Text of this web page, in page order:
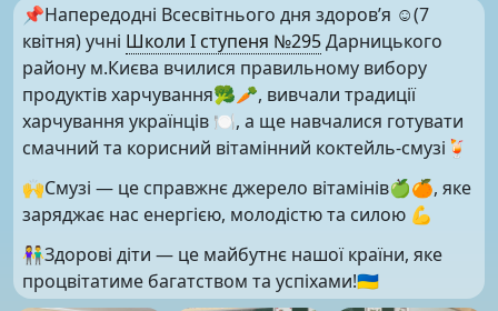
📌Напередодні Всесвітнього дня здоров’я ☺️(7
квітня) учні Школи І ступеня №295Дарницького
району м.Києва вчилися правильному вибору
продуктів харчування🥦🥕, вивчали традиції
харчування українців 🍽, а ще навчалися готувати
смачний та корисний вітамінний коктейль-смузі🍹
🙌Смузі — це справжнє джерело вітамінів🍏🍊, яке
заряджає нас енергією, молодістю та силою 💪
👫Здорові діти — це майбутнє нашої країни, яке
процвітатиме багатством та успіхами!🇺🇦